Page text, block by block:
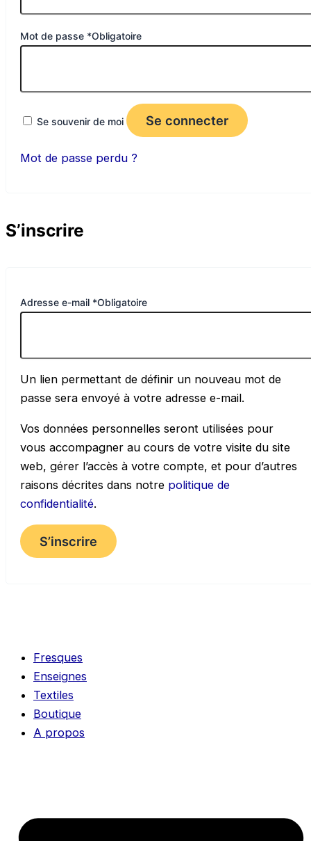
Mot de passe *Obligatoire
Se souvenir de moi Se connecter
Mot de passe perdu ?
S’inscrire
Adresse e-mail *Obligatoire
Un lien permettant de définir un nouveau mot de
passe sera envoyé à votre adresse e-mail.
Vos données personnelles seront utilisées pour
vous accompagner au cours de votre visite du site
web, gérer l’accès à votre compte, et pour d’autres
raisons décrites dans notre politique de
confidentialité.
S’inscrire
Fresques
Enseignes
Textiles
Boutique
A propos